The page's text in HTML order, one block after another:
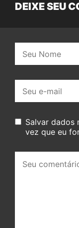
DEIXE SEU
mail:
Salvar dados
vez que eu
comentário: